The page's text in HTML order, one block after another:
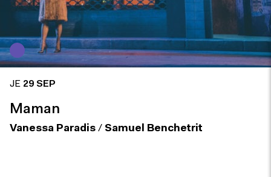
JE 29 SEP
Maman
Vanessa Paradis / Samuel Benchetrit